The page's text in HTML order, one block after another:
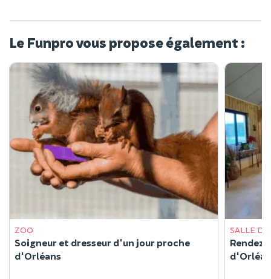
Le Funpro vous propose également :
ZOO
Soigneur et dresseur d'un jour proche
d'Orléans
SALLE